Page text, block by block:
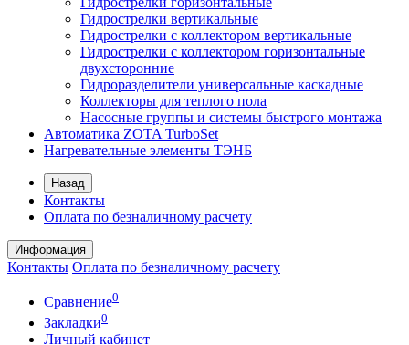
Гидрострелки вертикальные
Гидрострелки с коллектором вертикальные
Гидрострелки с коллектором горизонтальные
двухсторонние
Гидроразделители универсальные каскадные
Коллекторы для теплого пола
Насосные группы и системы быстрого монтажа
Автоматика ZOTA TurboSet
Нагревательные элементы ТЭНБ
Назад
Контакты
Оплата по безналичному расчету
Информация
Контакты Оплата по безналичному расчету
Сравнение0
Закладки0
Личный кабинет